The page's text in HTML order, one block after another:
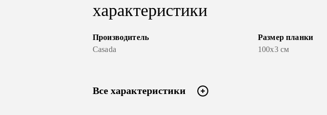
характеристики
Производитель
Casada
Размер планки
100х3 см
Все характеристики